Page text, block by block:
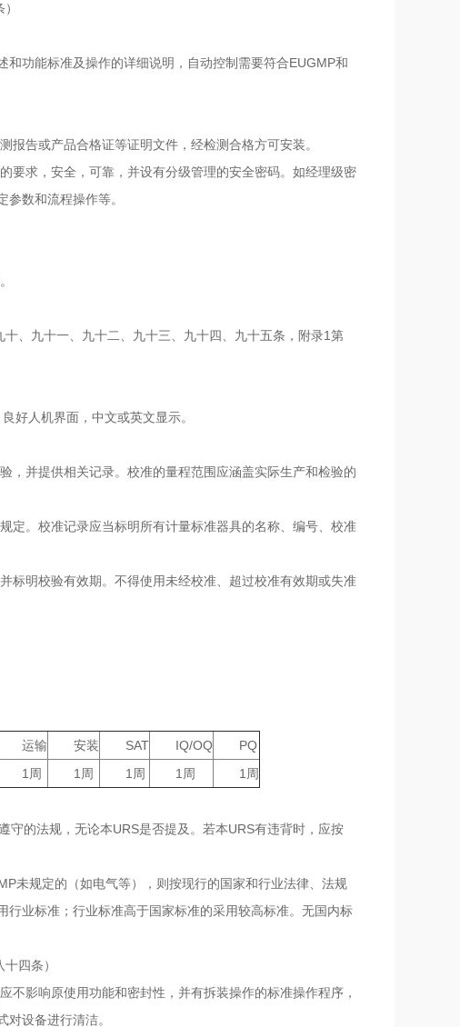
功能标准及操作的详细说明，自动控制需要符合EUGMP和
告或产品合格证等证明文件，经检测合格方可安装。
要求，安全，可靠，并设有分级管理的安全密码。如经理级密
数和流程操作等。
、九十一、九十二、九十三、九十四、九十五条，附录1第
好人机界面，中文或英文显示。
，并提供相关记录。校准的量程范围应涵盖实际生产和检验的
定。校准记录应当标明所有计量标准器具的名称、编号、校准
标明校验有效期。不得使用未经校准、超过校准有效期或失准
运输 安装 SAT IQ/OQ
PQ
1周 1周 1周 1周
1周
的法规，无论本URS是否提及。若本URS有违背时，应按
未规定的（如电气等），则按现行的国家和行业法律、法规
业标准；行业标准高于国家标准的采用较高标准。无国内标
四条）
影响原使用功能和密封性，并有拆装操作的标准操作程序，
设备进行清洁。